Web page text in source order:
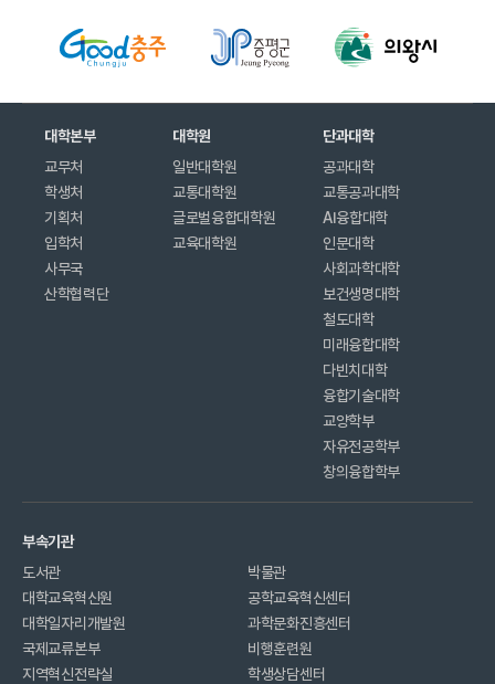
대학본부
교무처
학생처
기획처
입학처
사무국
산학협력단
대학원
일반대학원
교통대학원
글로벌융합대학원
교육대학원
단과대학
공과대학
교통공과대학
AI융합대학
인문대학
사회과학대학
보건생명대학
철도대학
미래융합대학
다빈치대학
융합기술대학
교양학부
자유전공학부
창의융합학부
부속기관
도서관
대학교육혁신원
대학일자리개발원
국제교류본부
지역혁신전략실
박물관
공학교육혁신센터
과학문화진흥센터
비행훈련원
학생상담센터